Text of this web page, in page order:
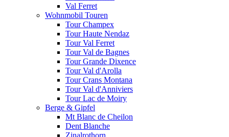
Val Ferret
Wohnmobil Touren
Tour Champex
Tour Haute Nendaz
Tour Val Ferret
Tour Val de Bagnes
Tour Grande Dixence
Tour Val d'Arolla
Tour Crans Montana
Tour Val d'Anniviers
Tour Lac de Moiry
Berge & Gipfel
Mt Blanc de Cheilon
Dent Blanche
Zinalrothorn